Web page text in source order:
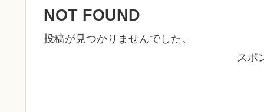
NOT FOUND
投稿が見つかりませんでした。
スポ